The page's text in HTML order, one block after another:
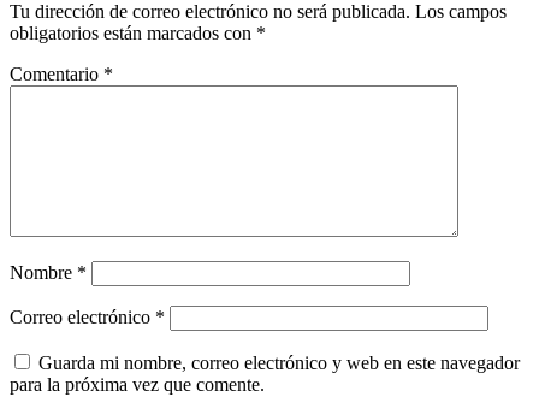
Tu dirección de correo electrónico no será publicada. Los campos
obligatorios están marcados con *
Comentario *
Nombre *
Correo electrónico *
Guarda mi nombre, correo electrónico y web en este navegador
para la próxima vez que comente.